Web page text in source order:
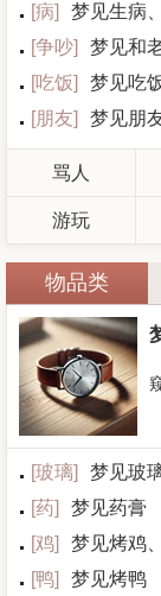
[病]
梦见生病
[争吵]
梦见和
[吃饭]
梦见吃
[朋友] 梦见朋
骂人
游玩
物品类
[玻璃]
梦见玻
[药]
梦见药膏
[鸡]
梦见烤鸡
[鸭] 梦见烤鸭